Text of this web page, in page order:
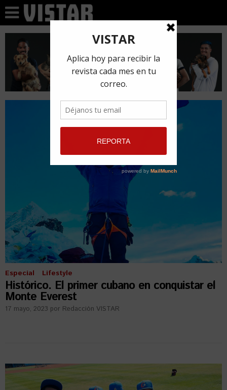
Especial Lifestyle
Histórico. El primer cubano en conquistar el
Monte Everest
17 mayo, 2023 por Redacción VISTAR